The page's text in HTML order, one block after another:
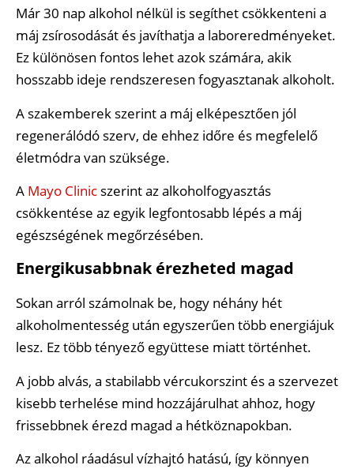
Már 30 nap alkohol nélkül is segíthet csökkenteni a
máj zsírosodását és javíthatja a laboreredményeket.
Ez különösen fontos lehet azok számára, akik
hosszabb ideje rendszeresen fogyasztanak alkoholt.
A szakemberek szerint a máj elképesztően jól
regenerálódó szerv, de ehhez időre és megfelelő
életmódra van szüksége.
A Mayo Clinic szerint az alkoholfogyasztás
csökkentése az egyik legfontosabb lépés a máj
egészségének megőrzésében.
Energikusabbnak érezheted magad
Sokan arról számolnak be, hogy néhány hét
alkoholmentesség után egyszerűen több energiájuk
lesz. Ez több tényező együttese miatt történhet.
A jobb alvás, a stabilabb vércukorszint és a szervezet
kisebb terhelése mind hozzájárulhat ahhoz, hogy
frissebbnek érezd magad a hétköznapokban.
Az alkohol ráadásul vízhajtó hatású, így könnyen